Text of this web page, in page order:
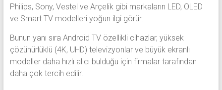
Philips, Sony, Vestel ve Arçelik gibi markaların LED, OLED
ve Smart TV modelleri yoğun ilgi görür.
Bunun yanı sıra Android TV özellikli cihazlar, yüksek
çözünürlüklü (4K, UHD) televizyonlar ve büyük ekranlı
modeller daha hızlı alıcı bulduğu için firmalar tarafından
daha çok tercih edilir.